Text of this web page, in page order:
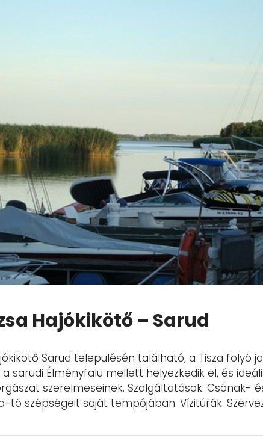
Hajókikötő – Sarud
Sarud településén található, a Tisza folyó
sarudi Élményfalu mellett helyezkedik el, és
szerelmeseinek. Szolgáltatások: Csónak-
tó szépségeit saját tempójában. Vízitúrák: